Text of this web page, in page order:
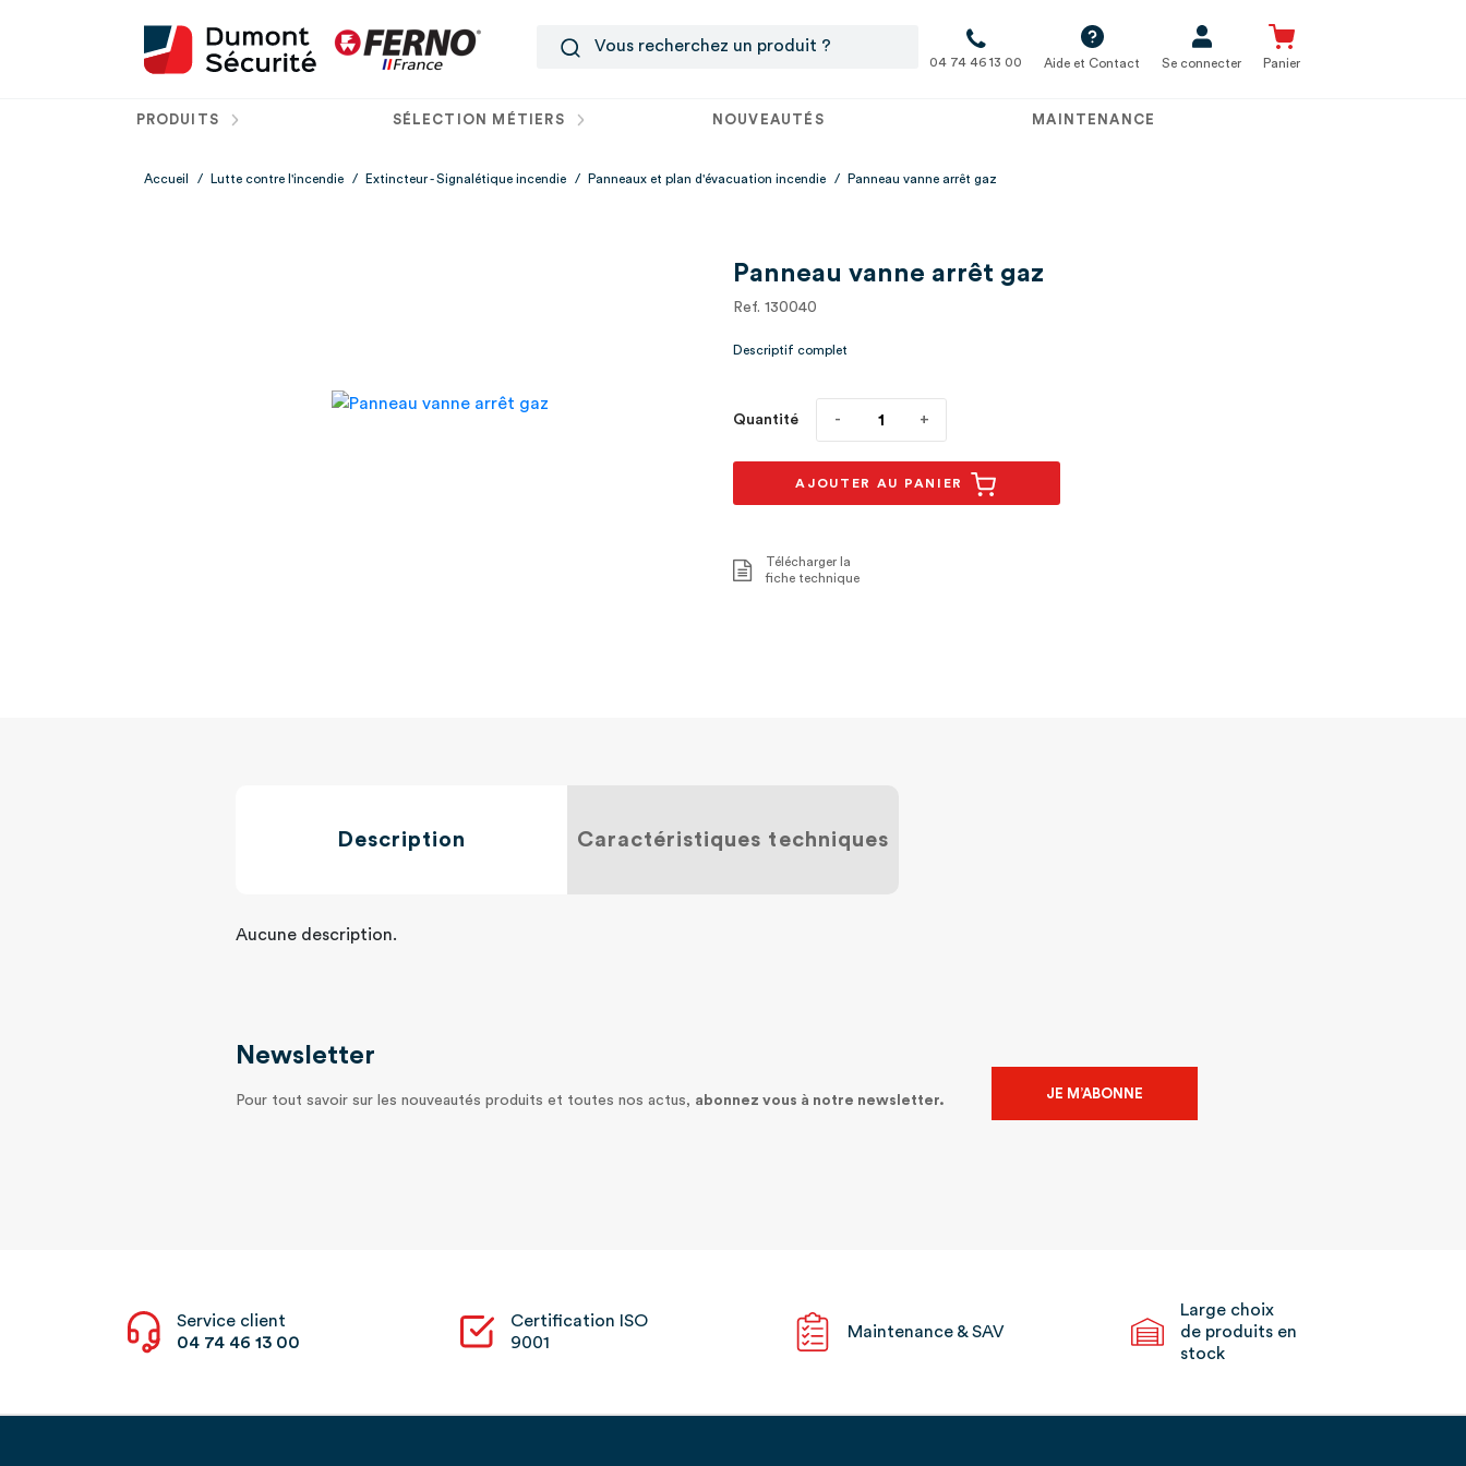
04 74 46 13 00 Aide et Contact Se connecter Panier
PRODUITS SÉLECTION MÉTIERS NOUVEAUTÉS MAINTENANCE
Accueil / Lutte contre l'incendie / Extincteur - Signalétique incendie / Panneaux et plan d'évacuation incendie / Panneau vanne arrêt gaz
Panneau vanne arrêt gaz
Ref. 130040
Descriptif complet
Quantité
AJOUTER AU PANIER
Télécharger la
fiche technique
Description Caractéristiques techniques
Aucune description.
Newsletter
Pour tout savoir sur les nouveautés produits et toutes nos actus, abonnez vous à notre newsletter. JE M’ABONNE
Service client
04 74 46 13 00
Certification ISO
9001
Maintenance & SAV
Large choix
de produits en
stock